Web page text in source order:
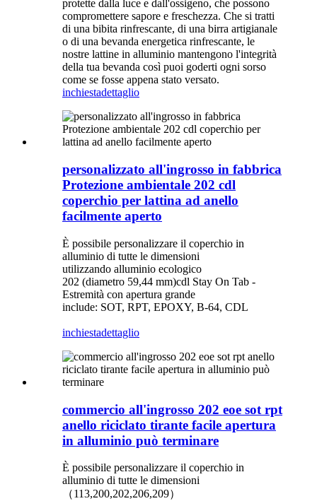
protette dalla luce e dall'ossigeno, che possono
compromettere sapore e freschezza. Che si tratti
di una bibita rinfrescante, di una birra artigianale
o di una bevanda energetica rinfrescante, le
nostre lattine in alluminio mantengono l'integrità
della tua bevanda così puoi goderti ogni sorso
come se fosse appena stato versato.
inchiestadettaglio
personalizzato all'ingrosso in fabbrica
Protezione ambientale 202 cdl
coperchio per lattina ad anello
facilmente aperto
È possibile personalizzare il coperchio in
alluminio di tutte le dimensioni
utilizzando alluminio ecologico
202 (diametro 59,44 mm)cdl Stay On Tab -
Estremità con apertura grande
include: SOT, RPT, EPOXY, B-64, CDL
inchiestadettaglio
commercio all'ingrosso 202 eoe sot rpt
anello riciclato tirante facile apertura
in alluminio può terminare
È possibile personalizzare il coperchio in
alluminio di tutte le dimensioni
（113,200,202,206,209）